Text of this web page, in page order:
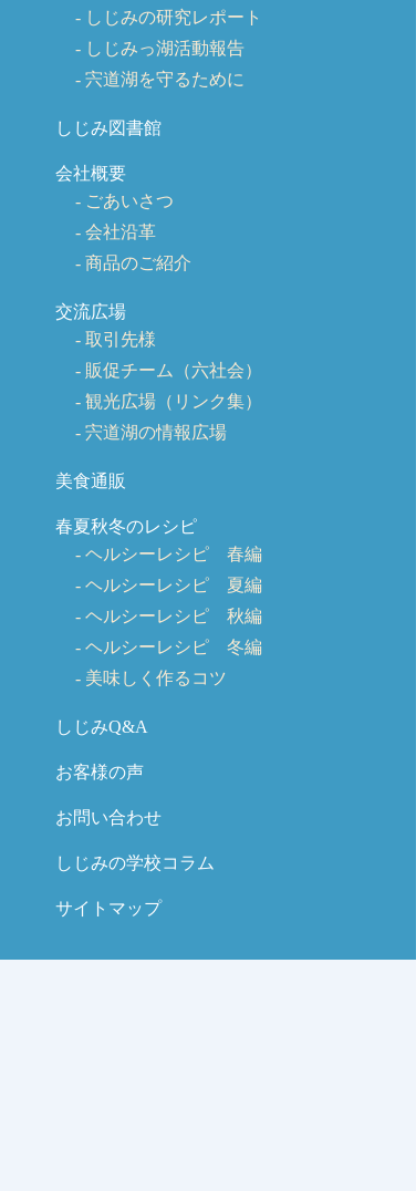
しじみの研究レポート
しじみっ湖活動報告
宍道湖を守るために
しじみ図書館
会社概要
ごあいさつ
会社沿革
商品のご紹介
交流広場
取引先様
販促チーム（六社会）
観光広場（リンク集）
宍道湖の情報広場
美食通販
春夏秋冬のレシピ
ヘルシーレシピ 春編
ヘルシーレシピ 夏編
ヘルシーレシピ 秋編
ヘルシーレシピ 冬編
美味しく作るコツ
しじみQ&A
お客様の声
お問い合わせ
しじみの学校コラム
サイトマップ